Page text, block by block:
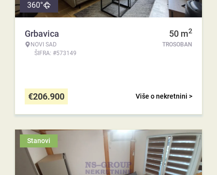
360°
Grbavica
NOVI SAD
ŠIFRA: #573149
50 m2
TROSOBAN
Više o nekretnini >
€206.900
Stanovi